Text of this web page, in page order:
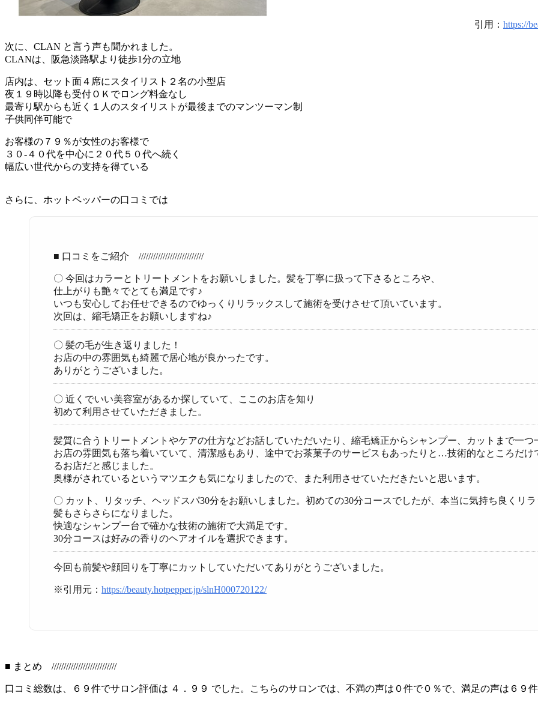
引用： https://
次に、CLAN と言う声も聞かれました。
CLANは、阪急淡路駅より徒歩1分の立地
店内は、セット面４席にスタイリスト２名の小型店
夜１９時以降も受付ＯＫでロング料金なし
最寄り駅からも近く１人のスタイリストが最後までのマンツーマン制
子供同伴可能で
お客様の７９％が女性のお客様で
３０-４０代を中心に２０代５０代へ続く
幅広い世代からの支持を得ている
さらに、ホットペッパーの口コミでは
■ 口コミをご紹介 ///////////////////////////
〇 今回はカラーとトリートメントをお願いしました。髪を丁寧に扱って下さるところや、
仕上がりも艶々でとても満足です♪
いつも安心してお任せできるのでゆっくりリラックスして施術を受けさせて頂いています。
次回は、縮毛矯正をお願いしますね♪
〇 髪の毛が生き返りました！
お店の中の雰囲気も綺麗で居心地が良かったです。
ありがとうございました。
〇 近くでいい美容室があるか探していて、ここのお店を知り
初めて利用させていただきました。
髪質に合うトリートメントやケアの仕方などお話していただいたり、縮毛矯正からシャンプー、カットまで一つ
お店の雰囲気も落ち着いていて、清潔感もあり、途中でお茶菓子のサービスもあったりと…技術的なところだ
るお店だと感じました。
奥様がされているというマツエクも気になりましたので、また利用させていただきたいと思います。
〇 カット、リタッチ、ヘッドスパ30分をお願いしました。初めての30分コースでしたが、本当に気持ち良くリラ
髪もさらさらになりました。
快適なシャンプー台で確かな技術の施術で大満足です。
30分コースは好みの香りのヘアオイルを選択できます。
今回も前髪や顔回りを丁寧にカットしていただいてありがとうございました。
※引用元： https://beauty.hotpepper.jp/slnH000720122/
■ まとめ ///////////////////////////
口コミ総数は、６９件でサロン評価は ４．９９ でした。こちらのサロンでは、不満の声は０件で０％で、満足の声は６９件